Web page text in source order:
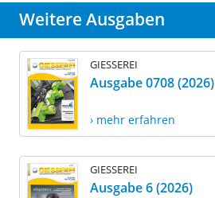
Weitere Ausgaben
GIESSEREI
Ausgabe 0708 (2026)
› mehr erfahren
GIESSEREI
Ausgabe 6 (2026)